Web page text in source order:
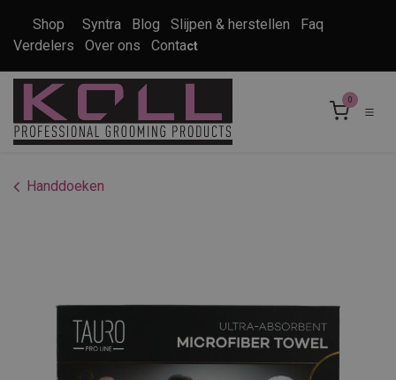
Shop Syntra Blog Slijpen & herstellen
Faq
Verdelers
Over ons Contact
0
Handdoeken